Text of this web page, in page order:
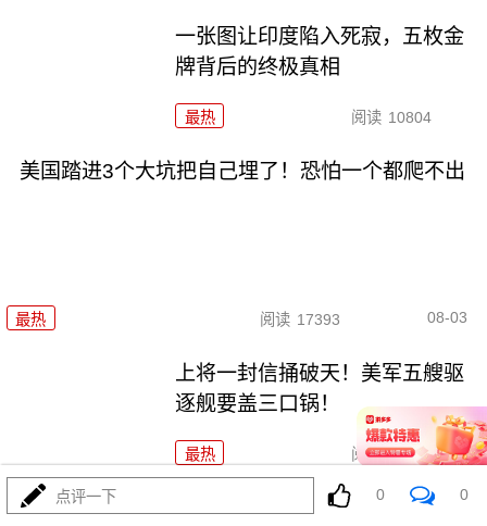
一张图让印度陷入死寂，五枚金
牌背后的终极真相
最热 阅读 10804
美国踏进3个大坑把自己埋了！恐怕一个都爬不出
最热 阅读 17393 08-03
上将一封信捅破天！美军五艘驱
逐舰要盖三口锅！
最热 阅读 7407
特朗普要对伊朗动手？最狠的还没来，最骚的来了
点评一下 0 0